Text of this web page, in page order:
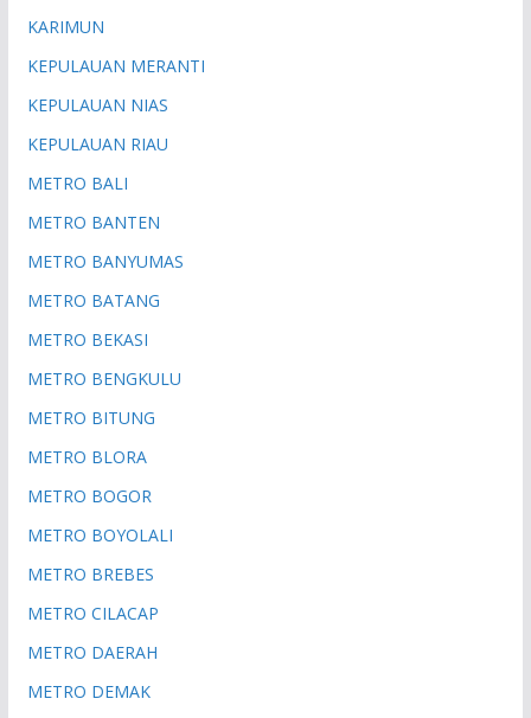
KARIMUN
KEPULAUAN MERANTI
KEPULAUAN NIAS
KEPULAUAN RIAU
METRO BALI
METRO BANTEN
METRO BANYUMAS
METRO BATANG
METRO BEKASI
METRO BENGKULU
METRO BITUNG
METRO BLORA
METRO BOGOR
METRO BOYOLALI
METRO BREBES
METRO CILACAP
METRO DAERAH
METRO DEMAK